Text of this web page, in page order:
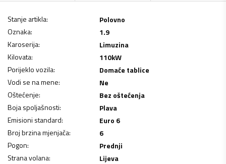
Stanje artikla:
Polovno
Oznaka:
1.9
Karoserija:
Limuzina
Kilovata: 110kW
Porijeklo vozila:
Domaće tablice
Vodi se na mene:
Ne
Oštećenje:
Bez oštećenja
Boja spoljašnosti:
Plava
Emisioni standard:
Euro 6
Broj brzina mjenjača:
6
Pogon:
Prednji
Strana volana:
Lijeva